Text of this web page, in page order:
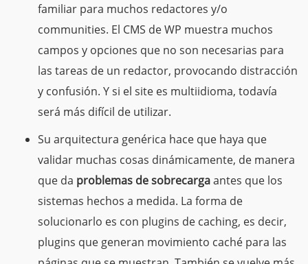
familiar para muchos redactores y/o
communities. El CMS de WP muestra muchos
campos y opciones que no son necesarias para
las tareas de un redactor, provocando distracción
y confusión. Y si el site es multiidioma, todavía
será más difícil de utilizar.
Su arquitectura genérica hace que haya que
validar muchas cosas dinámicamente, de manera
que da problemas de sobrecargaantes que los
sistemas hechos a medida. La forma de
solucionarlo es con plugins de caching, es decir,
plugins que generan movimiento caché para las